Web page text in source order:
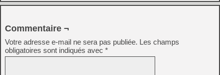
Commentaire ¬
Votre adresse e-mail ne sera pas publiée. Les champs
obligatoires sont indiqués avec *